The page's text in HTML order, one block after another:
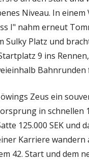
Niveau. In einem
I" nahm erneut
Sulky Platz und
9 ins
Bahnrunden
Zeus ein
in schnellen
125.000 SEK und
Karriere wandern
42. Start und dem